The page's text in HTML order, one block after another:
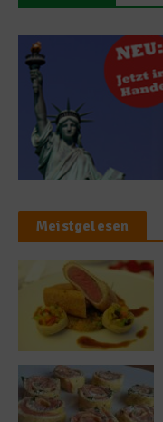
Meistgelesen